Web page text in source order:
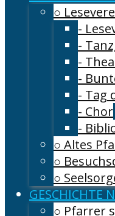
○
-
-
-
-
- Tag
- Chor
-
○ Altes
○
○
GESCHICHTE
○ Pfarrer